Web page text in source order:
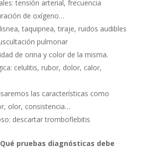
tensión arterial, frecuencia
de oxígeno…
taquipnea, tiraje, ruidos audibles
pulmonar
de orina y color de la misma.
celulitis, rubor, dolor, calor,
las características como
olor, consistencia…
descartar tromboflebitis
pruebas diagnósticas debe